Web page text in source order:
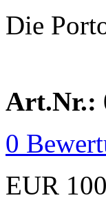
Die
Art.Nr.:
0
EUR